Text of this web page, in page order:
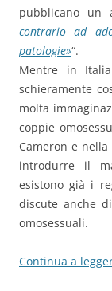
pubblicano un
contrario ad
patologie»“.
Mentre in
schieramente
molta
coppie
Cameron e
introdurre il
esistono già i
discute anche
omosessuali.
Continua a